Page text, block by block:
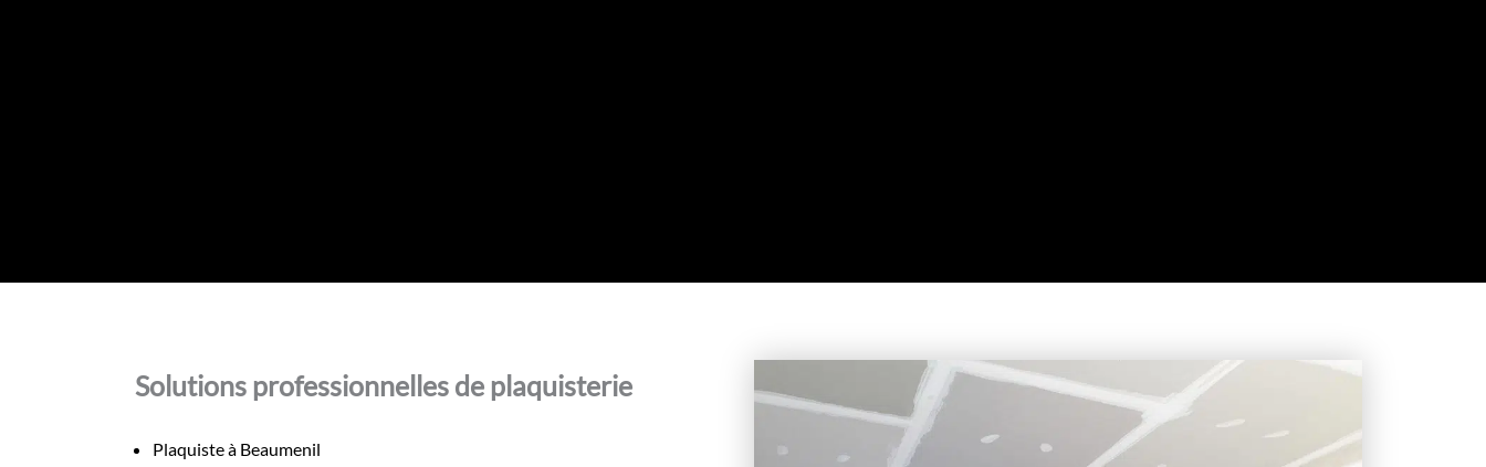
Solutions professionnelles de plaquisterie
Plaquiste à Beaumenil